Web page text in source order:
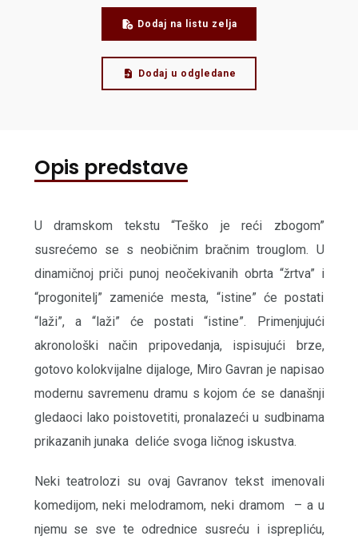
Dodaj na listu zelja
Dodaj u odgledane
Opis predstave
U dramskom tekstu “Teško je reći zbogom”
susrećemo se s neobičnim bračnim trouglom. U
dinamičnoj priči punoj neočekivanih obrta “žrtva” i
“progonitelj” zameniće mesta, “istine” će postati
“laži”, a “laži” će postati “istine”. Primenjujući
akronološki način pripovedanja, ispisujući brze,
gotovo kolokvijalne dijaloge, Miro Gavran je napisao
modernu savremenu dramu s kojom će se današnji
gledaoci lako poistovetiti, pronalazeći u sudbinama
prikazanih junaka deliće svoga ličnog iskustva.
Neki teatrolozi su ovaj Gavranov tekst imenovali
komedijom, neki melodramom, neki dramom – a u
njemu se sve te odrednice susreću i isprepliću,